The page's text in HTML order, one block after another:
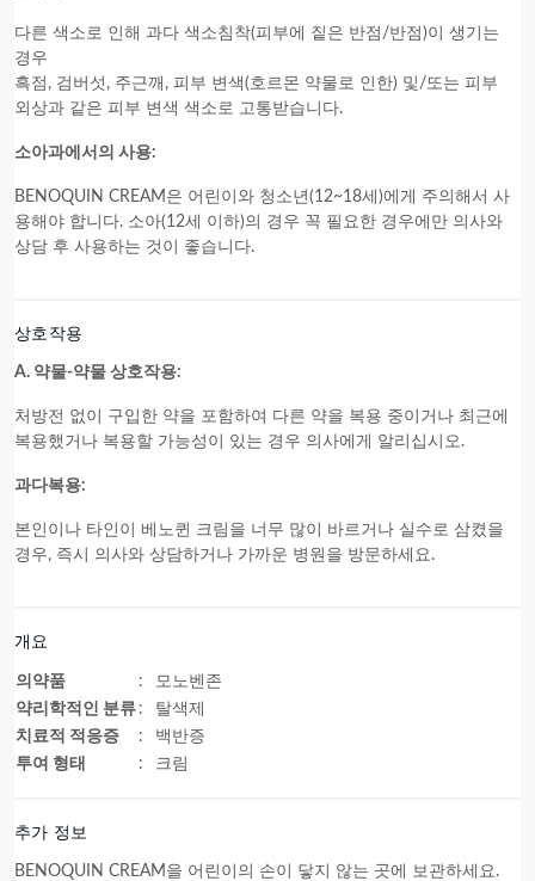
다른 색소로 인해 과다 색소침착(피부에 짙은 반점/반점)이 생기는
경우
흑점, 검버섯, 주근깨, 피부 변색(호르몬 약물로 인한) 및/또는 피부
외상과 같은 피부 변색 색소로 고통받습니다.
소아과에서의 사용:
BENOQUIN CREAM은 어린이와 청소년(12~18세)에게 주의해서 사
용해야 합니다. 소아(12세 이하)의 경우 꼭 필요한 경우에만 의사와
상담 후 사용하는 것이 좋습니다.
상호작용
A. 약물-약물 상호작용:
처방전 없이 구입한 약을 포함하여 다른 약을 복용 중이거나 최근에
복용했거나 복용할 가능성이 있는 경우 의사에게 알리십시오.
과다복용:
본인이나 타인이 베노퀸 크림을 너무 많이 바르거나 실수로 삼켰을
경우, 즉시 의사와 상담하거나 가까운 병원을 방문하세요.
개요
의약품 :
모노벤존
약리학적인 분류 :
탈색제
치료적 적응증
:
백반증
투여 형태
: 크림
추가 정보
BENOQUIN CREAM을 어린이의 손이 닿지 않는 곳에 보관하세요.